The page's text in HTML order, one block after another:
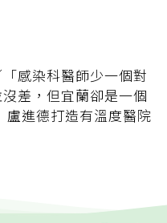
感染科醫師少一個對
差，但宜蘭卻是一個
盧進德打造有溫度醫院